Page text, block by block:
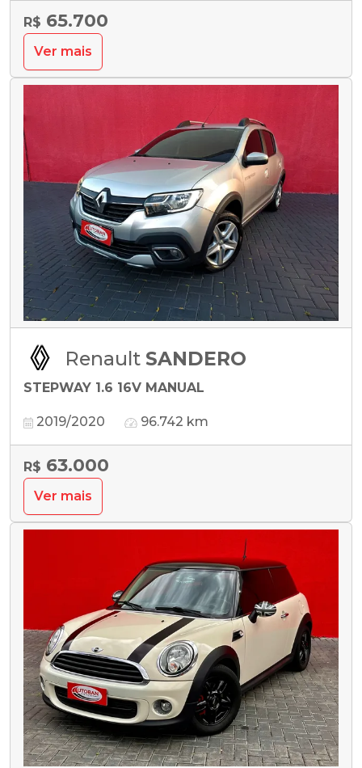
R$ 65.700
Ver mais
Renault SANDERO
STEPWAY 1.6 16V MANUAL
2019/2020 96.742 km
R$ 63.000
Ver mais